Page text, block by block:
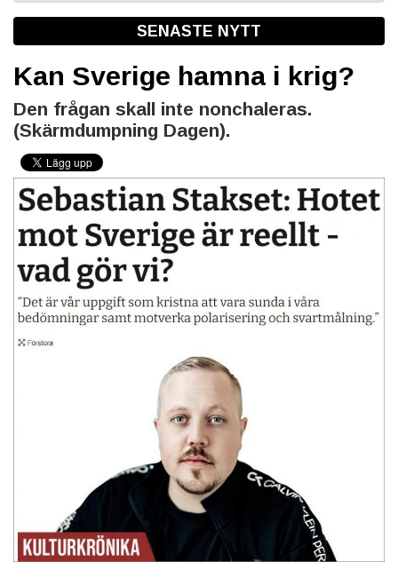
SENASTE NYTT
Kan Sverige hamna i krig?
Den frågan skall inte nonchaleras.
(Skärmdumpning Dagen).